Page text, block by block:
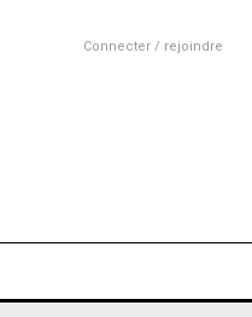
Connecter / rejoindre